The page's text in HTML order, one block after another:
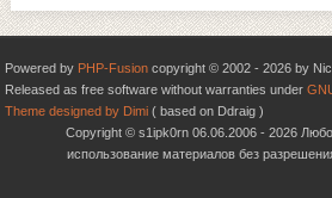
Powered by PHP-Fusion copyright © 2002 - 2026 by
Released as free software without warranties under
Theme designed by Dimi ( based on Ddraig )
Copyright © s1ipk0rn 06.06.2006 - 2026
использование материалов без